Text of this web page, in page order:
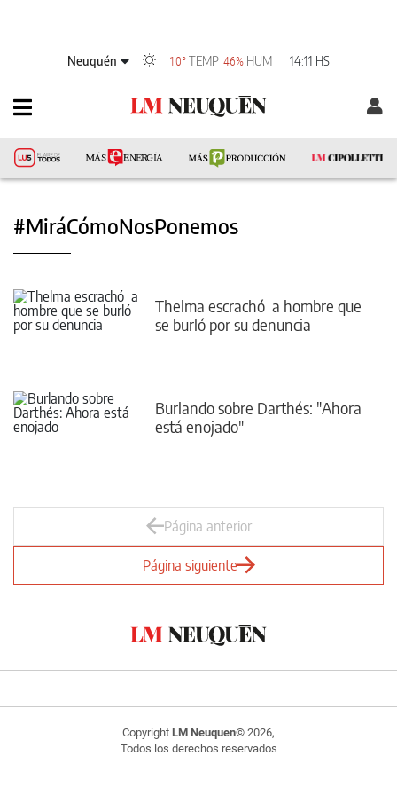
Neuquén 10°TEMP 46% HUM 14:11 HS
#MiráCómoNosPonemos
Thelma escrachó a hombre que
se burló por su denuncia
Burlando sobre Darthés: "Ahora
está enojado"
Página anterior
Página siguiente
Copyright LM Neuquen© 2026,
Todos los derechos reservados